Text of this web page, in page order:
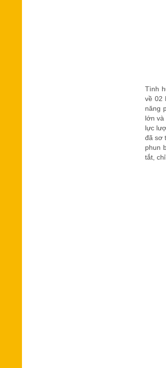
Tình
về 02
năng
lớn và
lực
đã sơ
phun
tắt,